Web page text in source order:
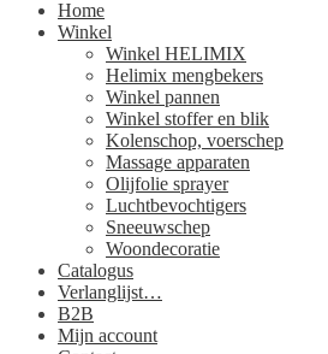
Home
Winkel
Winkel HELIMIX
Helimix mengbekers
Winkel pannen
Winkel stoffer en blik
Kolenschop, voerschep
Massage apparaten
Olijfolie sprayer
Luchtbevochtigers
Sneeuwschep
Woondecoratie
Catalogus
Verlanglijst…
B2B
Mijn account